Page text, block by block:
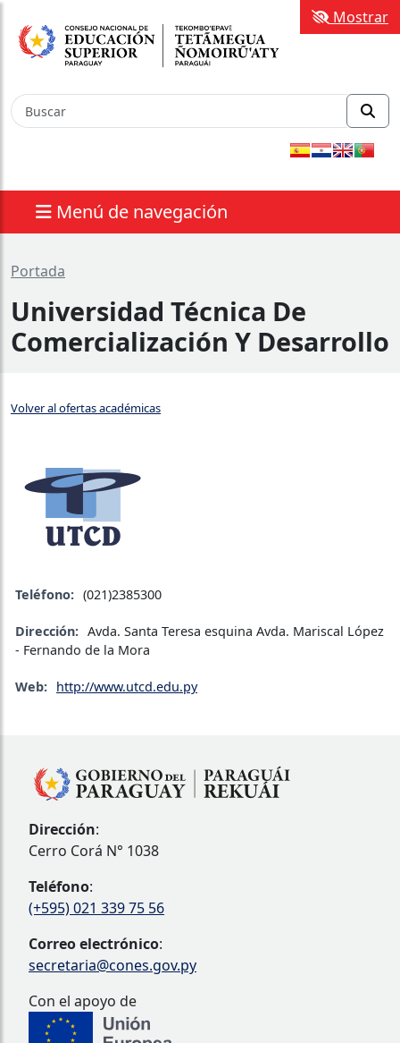
Menú de navegación
Mostrar
Portada
Universidad Técnica De
Comercialización Y Desarrollo
Volver al ofertas académicas
Teléfono: (021)2385300
Dirección: Avda. Santa Teresa esquina Avda. Mariscal López
- Fernando de la Mora
Web: http://www.utcd.edu.py
Dirección:
Cerro Corá N° 1038
Teléfono:
(+595) 021 339 75 56
Correo electrónico:
secretaria@cones.gov.py
Con el apoyo de